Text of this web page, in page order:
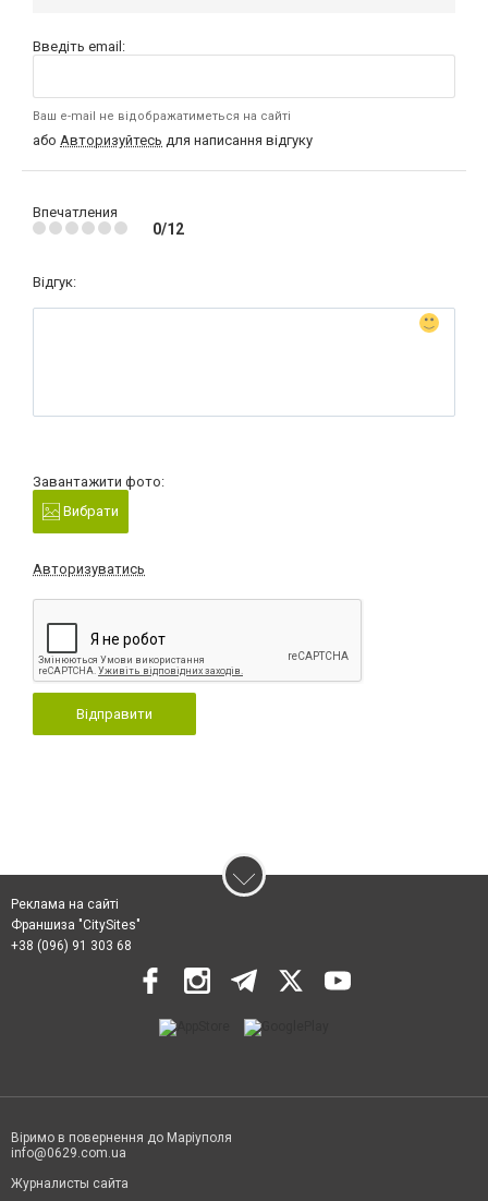
Введіть email:
Ваш e-mail не відображатиметься на сайті
або Авторизуйтесь для написання відгуку
Впечатления
0/12
Відгук:
Завантажити фото:
Вибрати
Авторизуватись
Відправити
Реклама на сайті
Франшиза "CitySites"
+38 (096) 91 303 68
Віримо в повернення до Маріуполя
info@0629.com.ua
Журналисты сайта